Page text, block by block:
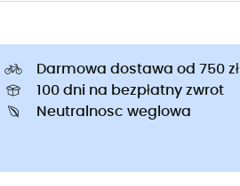
Darmowa dostawa od 750 zł
100 dni na bezpłatny zwrot
Neutralnosc weglowa